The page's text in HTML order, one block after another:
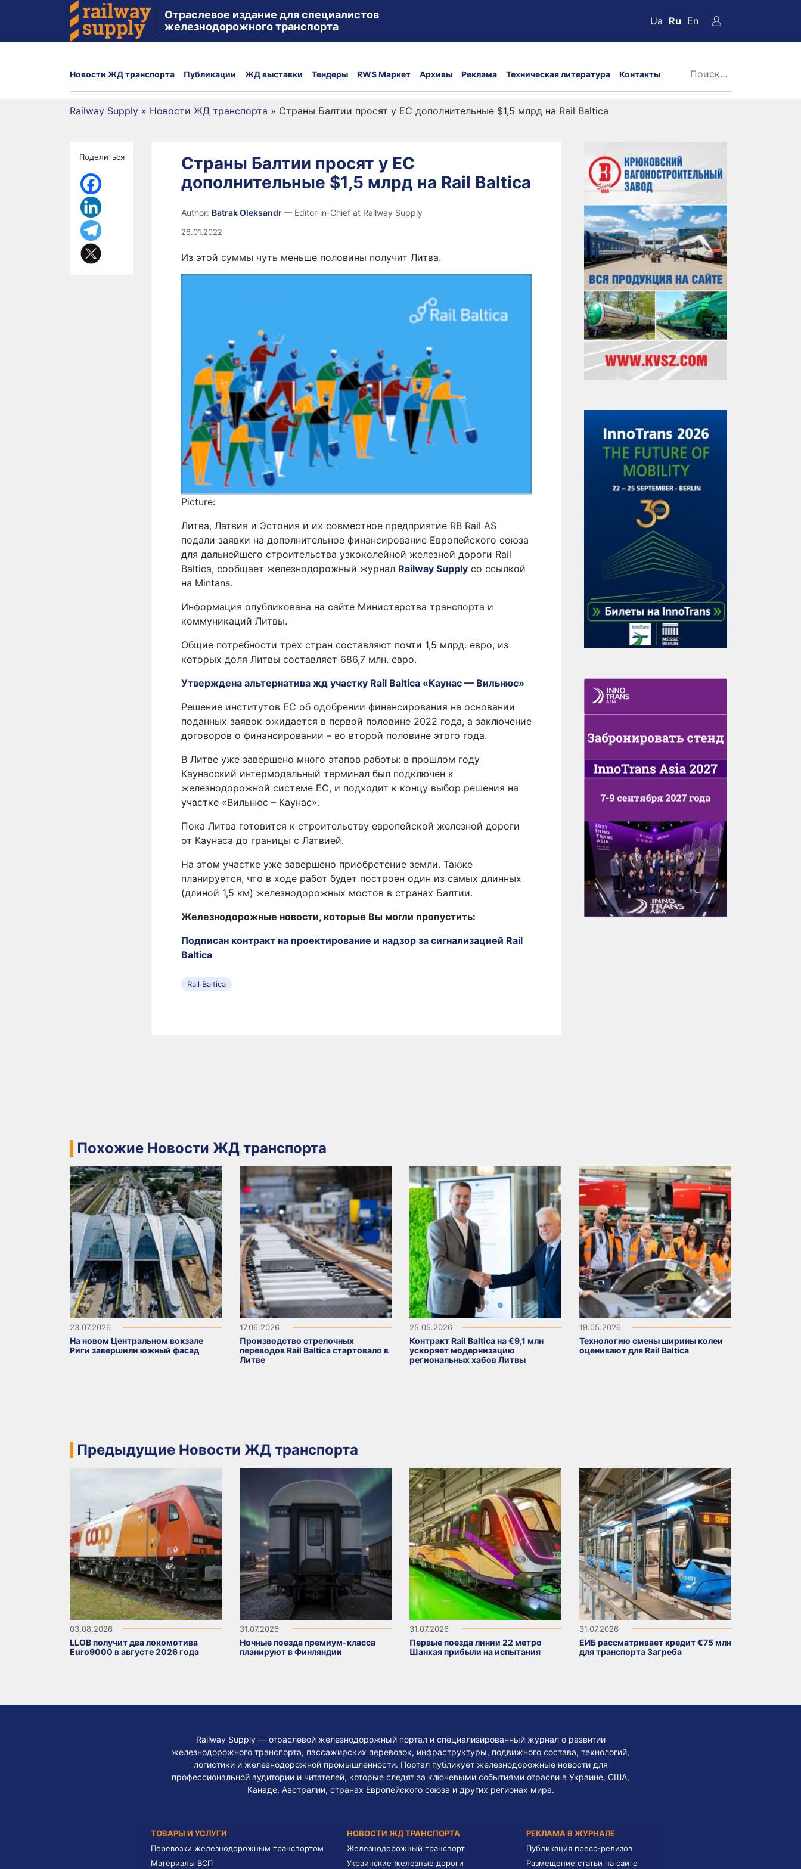
Отраслевое издание для специалистов
железнодорожного транспорта
Ua Ru En
Новости ЖД транспорта Публикации ЖД выставки Тендеры RWS Маркет Архивы Реклама Техническая литература Контакты
Railway Supply » Новости ЖД транспорта » Страны Балтии просят у ЕС дополнительные $1,5 млрд на Rail Baltica
Поделиться
Страны Балтии просят у ЕС
дополнительные $1,5 млрд на Rail Baltica
Author: Batrak Oleksandr— Editor-in-Chief at Railway Supply
28.01.2022
Из этой суммы чуть меньше половины получит Литва.
Picture:
Литва, Латвия и Эстония и их совместное предприятие RB Rail AS
подали заявки на дополнительное финансирование Европейского союза
для дальнейшего строительства узкоколейной железной дороги Rail
Baltica, сообщает железнодорожный журнал Railway Supply со ссылкой
на Mintans.
Информация опубликована на сайте Министерства транспорта и
коммуникаций Литвы.
Общие потребности трех стран составляют почти 1,5 млрд. евро, из
которых доля Литвы составляет 686,7 млн. евро.
Утверждена альтернатива жд участку Rail Baltica «Каунас — Вильнюс»
Решение институтов ЕС об одобрении финансирования на основании
поданных заявок ожидается в первой половине 2022 года, а заключение
договоров о финансировании – во второй половине этого года.
В Литве уже завершено много этапов работы: в прошлом году
Каунасский интермодальный терминал был подключен к
железнодорожной системе ЕС, и подходит к концу выбор решения на
участке «Вильнюс – Каунас».
Пока Литва готовится к строительству европейской железной дороги
от Каунаса до границы с Латвией.
На этом участке уже завершено приобретение земли. Также
планируется, что в ходе работ будет построен один из самых длинных
(длиной 1,5 км) железнодорожных мостов в странах Балтии.
Железнодорожные новости, которые Вы могли пропустить:
Подписан контракт на проектирование и надзор за сигнализацией Rail
Baltica
Rail Baltica
Похожие Новости ЖД транспорта
23.07.2026
На новом Центральном вокзале
Риги завершили южный фасад
17.06.2026
Производство стрелочных
переводов Rail Baltica стартовало в
Литве
25.05.2026
Контракт Rail Baltica на €9,1 млн
ускоряет модернизацию
региональных хабов Литвы
19.05.2026
Технологию смены ширины колеи
оценивают для Rail Baltica
Предыдущие Новости ЖД транспорта
03.08.2026
LLOB получит два локомотива
Euro9000 в августе 2026 года
31.07.2026
Ночные поезда премиум-класса
планируют в Финляндии
31.07.2026
Первые поезда линии 22 метро
Шанхая прибыли на испытания
31.07.2026
ЕИБ рассматривает кредит €75 млн
для транспорта Загреба
Railway Supply — отраслевой железнодорожный портал и специализированный журнал о развитии
железнодорожного транспорта, пассажирских перевозок, инфраструктуры, подвижного состава, технологий,
логистики и железнодорожной промышленности. Портал публикует железнодорожные новости для
профессиональной аудитории и читателей, которые следят за ключевыми событиями отрасли в Украине, США,
Канаде, Австралии, странах Европейского союза и других регионах мира.
ТОВАРЫ И УСЛУГИ
Перевозки железнодорожным транспортом
Материалы ВСП
НОВОСТИ ЖД ТРАНСПОРТА
Железнодорожный транспорт
Украинские железные дороги
РЕКЛАМА В ЖУРНАЛЕ
Публикация пресс-релизов
Размещение статьи на сайте